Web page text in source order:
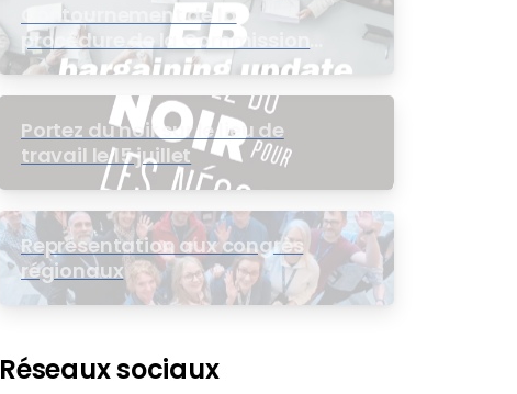
Contournement de la
procédure de la Commission
de l’intérêt public (CIP) pour le
groupe EB
Portez du noir sur le lieu de
travail le 15 juillet
Représentation aux congrès
régionaux
Réseaux sociaux